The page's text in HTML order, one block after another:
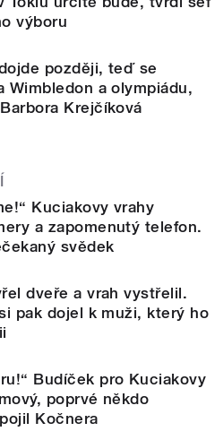
výboru
později, teď se
Wimbledon a olympiádu,
Krejčíková
Kuciakovy vrahy
a zapomenutý telefon.
svědek
dveře a vrah vystřelil.
pak dojel k muži, který ho
Budíček pro Kuciakovy
poprvé někdo
Kočnera